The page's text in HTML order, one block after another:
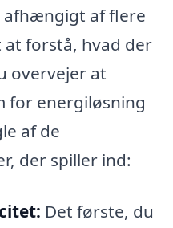
afhængigt af flere
forstå, hvad der
overvejer at
for energiløsning
af de
der spiller ind:
Det første, du